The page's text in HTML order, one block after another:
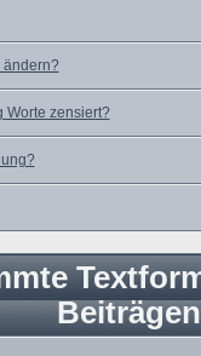
ändern?
Worte zensiert?